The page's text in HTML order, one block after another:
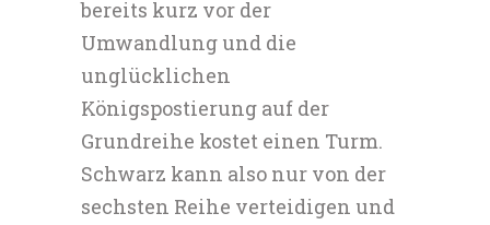
bereits kurz vor der
Umwandlung und die
unglücklichen
Königspostierung auf der
Grundreihe kostet einen Turm.
Schwarz kann also nur von der
sechsten Reihe verteidigen und